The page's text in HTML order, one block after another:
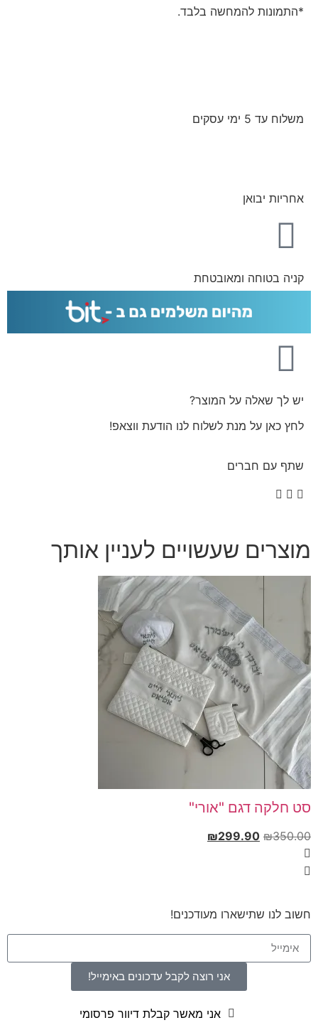
*התמונות להמחשה בלבד.
משלוח עד 5 ימי עסקים
אחריות יבואן
קניה בטוחה ומאובטחת
יש לך שאלה על המוצר?
לחץ כאן על מנת לשלוח לנו הודעת ווצאפ!
שתף עם חברים
מוצרים שעשויים לעניין אותך
סט חלקה דגם "אורי"
₪350.00
₪299.90
חשוב לנו שתישארו מעודכנים!
אני רוצה לקבל עדכונים באימייל!
אני מאשר קבלת דיוור פרסומי